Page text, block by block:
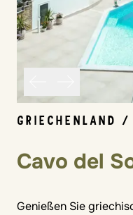
GRIECHENLAND
Cavo del
Genießen Sie